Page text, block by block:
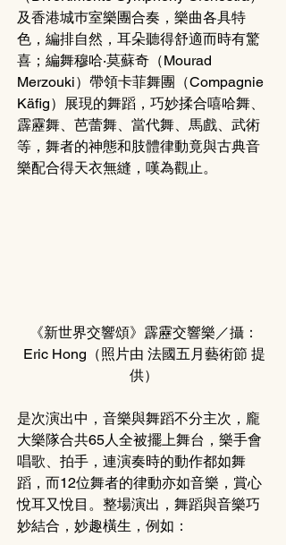
及香港城巿室樂團合奏，樂曲各具特
色，編排自然，耳朵聽得舒適而時有驚
喜；編舞穆哈‧莫蘇奇（Mourad
Merzouki）帶領卡菲舞團（Compagnie
Käfig）展現的舞蹈，巧妙揉合嘻哈舞、
霹靂舞、芭蕾舞、當代舞、馬戲、武術
等，舞者的神態和肢體律動竟與古典音
樂配合得天衣無縫，嘆為觀止。
《新世界交響頌》霹靂交響樂／攝：
Eric Hong （照片由 法國五月藝術節 提
供）
是次演出中，音樂與舞蹈不分主次，龐
大樂隊合共65人全被擺上舞台，樂手會
唱歌、拍手，連演奏時的動作都如舞
蹈，而12位舞者的律動亦如音樂，賞心
悅耳又悅目。整場演出，舞蹈與音樂巧
妙結合，妙趣橫生，例如：